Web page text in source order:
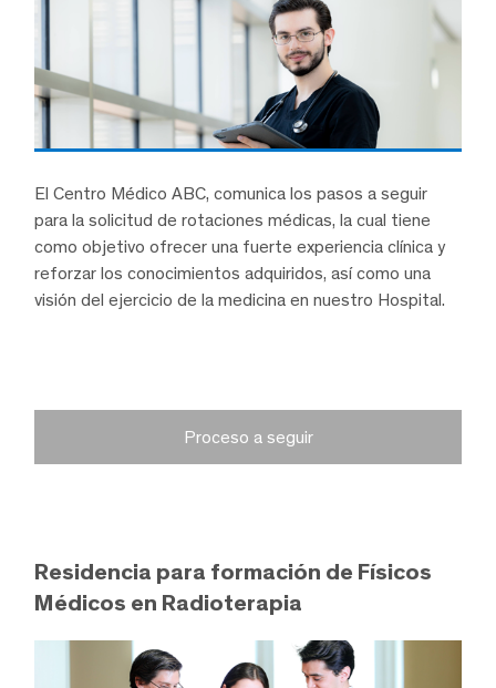
El Centro Médico ABC, comunica los pasos a seguir
para la solicitud de rotaciones médicas, la cual tiene
como objetivo ofrecer una fuerte experiencia clínica y
reforzar los conocimientos adquiridos, así como una
visión del ejercicio de la medicina en nuestro Hospital.
Proceso a seguir
Residencia para formación de Físicos
Médicos en Radioterapia